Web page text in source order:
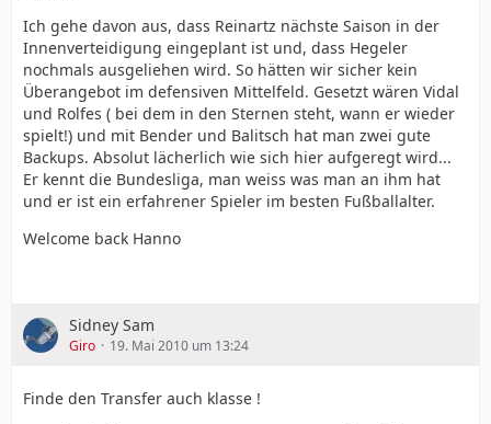
Ich gehe davon aus, dass Reinartz nächste Saison in der
Innenverteidigung eingeplant ist und, dass Hegeler
nochmals ausgeliehen wird. So hätten wir sicher kein
Überangebot im defensiven Mittelfeld. Gesetzt wären Vidal
und Rolfes ( bei dem in den Sternen steht, wann er wieder
spielt!) und mit Bender und Balitsch hat man zwei gute
Backups. Absolut lächerlich wie sich hier aufgeregt wird...
Er kennt die Bundesliga, man weiss was man an ihm hat
und er ist ein erfahrener Spieler im besten Fußballalter.
Welcome back Hanno
Sidney Sam
Giro 19. Mai 2010 um 13:24
Finde den Transfer auch klasse !